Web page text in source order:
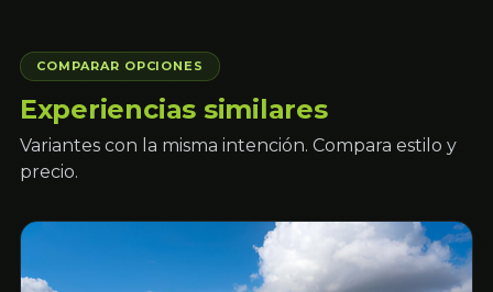
COMPARAR OPCIONES
Experiencias similares
Variantes con la misma intención. Compara estilo y
precio.